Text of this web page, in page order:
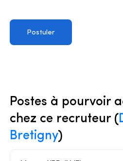
Postuler
Postes à pourvoir
chez ce recruteur (
Bretigny)